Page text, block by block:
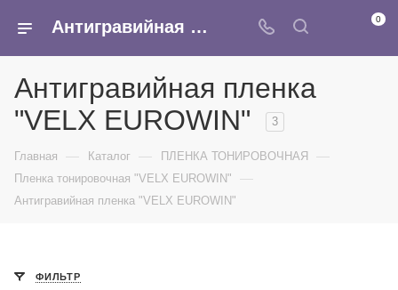
Антигравийная пленка VELX EUROWIN – купить оптом полеуретановую антигравийную пленку для автомобиля в Москве по выгодной цене. 0
Антигравийная пленка
"VELX EUROWIN"
3
Главная — Каталог — ПЛЕНКА ТОНИРОВОЧНАЯ —
Пленка тонировочная "VELX EUROWIN" —
Антигравийная пленка "VELX EUROWIN"
ФИЛЬТР